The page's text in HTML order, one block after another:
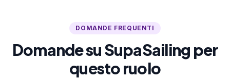
DOMANDE FREQUENTI
Domande su SupaSailing per
questo ruolo